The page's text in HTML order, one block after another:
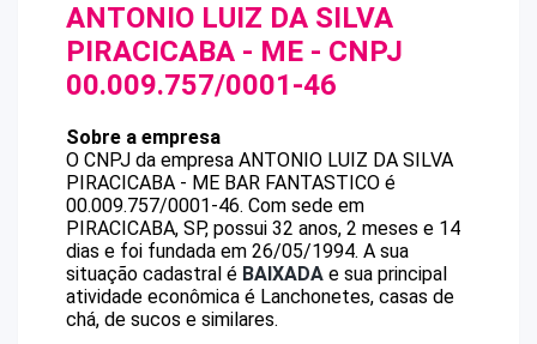
ANTONIO LUIZ DA SILVA
PIRACICABA - ME - CNPJ
00.009.757/0001-46
Sobre a empresa
O CNPJ da empresa ANTONIO LUIZ DA SILVA
PIRACICABA - ME BAR FANTASTICO é
00.009.757/0001-46. Com sede em
PIRACICABA, SP, possui 32 anos, 2 meses e 14
dias e foi fundada em 26/05/1994. A sua
situação cadastral é BAIXADA e sua principal
atividade econômica é Lanchonetes, casas de
chá, de sucos e similares.